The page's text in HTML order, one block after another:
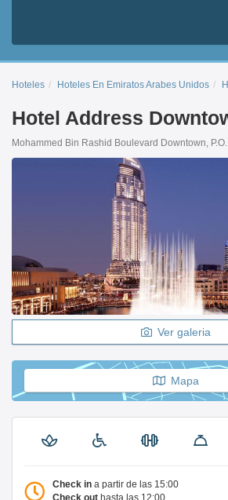
Hoteles Hoteles En Emiratos Arabes Unidos
Hotel Address
Mohammed Bin Rashid Boulevard Downtown,
Ver galeria
Mapa
Check in a partir de las 15:00
Check out hasta las 12:00